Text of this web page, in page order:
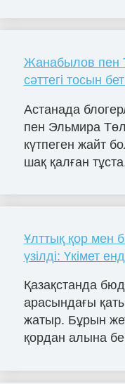
Жанабылов пен
сәттегі тосын
Астанада
пен Эльмира
күтпеген жайт
шақ қалған
Ұлттық қор мен
үзілді: Үкімет
Қазақстанда
арасындағы
жатыр. Бұрын
қордан алына